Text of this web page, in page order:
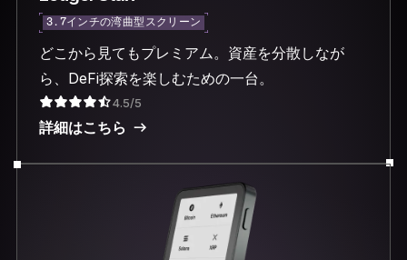
3.7インチの湾曲型スクリーン
どこから見てもプレミアム。資産を分散しなが
ら、DeFi探索を楽しむための一台。
4.5/5
詳細はこちら